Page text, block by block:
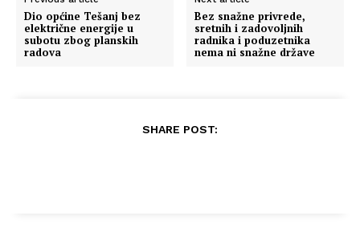
Dio općine Tešanj bez
električne energije u
subotu zbog planskih
radova
Bez snažne privrede,
sretnih i zadovoljnih
radnika i poduzetnika
nema ni snažne države
SHARE POST: